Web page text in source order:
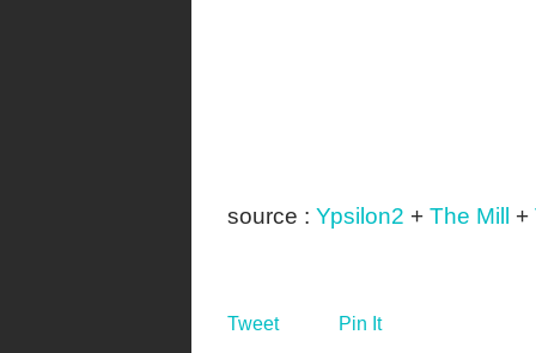
source : Ypsilon2 + The Mill +
Tweet Pin It